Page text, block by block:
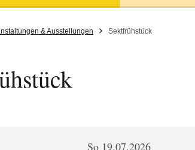
& Ausstellungen Sektfrühstück
So 19.07.2026